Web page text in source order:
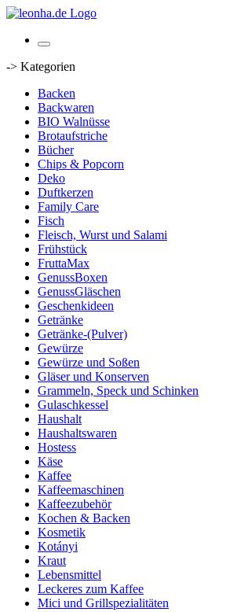
-> Kategorien
Backen
Backwaren
BIO Walnüsse
Brotaufstriche
Bücher
Chips & Popcorn
Deko
Duftkerzen
Family Care
Fisch
Fleisch, Wurst und Salami
Frühstück
FruttaMax
GenussBoxen
GenussGläschen
Geschenkideen
Getränke
Getränke-(Pulver)
Gewürze
Gewürze und Soßen
Gläser und Konserven
Grammeln, Speck und Schinken
Gulaschkessel
Haushalt
Haushaltswaren
Hostess
Käse
Kaffee
Kaffeemaschinen
Kaffeezubehör
Kochen & Backen
Kosmetik
Kotányi
Kraut
Lebensmittel
Leckeres zum Kaffee
Mici und Grillspezialitäten